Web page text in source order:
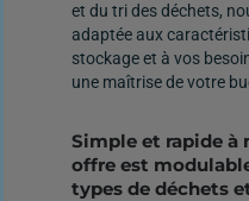
et du tri des déchets,
adaptée aux
stockage et à vos
une maîtrise de votre
Simple et rapide à
offre est
types de déchets